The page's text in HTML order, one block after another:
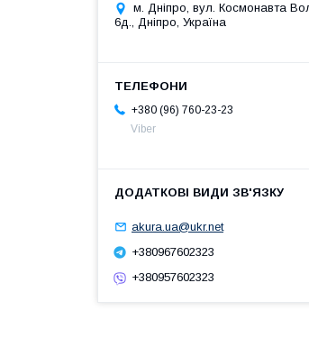
м. Дніпро, вул. Космонавта
6д., Дніпро, Україна
+380 (96) 760-23-23
Viber
akura.ua@ukr.net
+380967602323
+380957602323